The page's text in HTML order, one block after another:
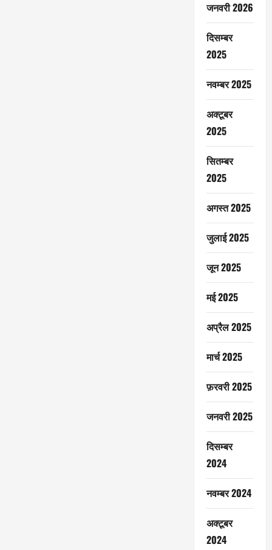
जनवरी 2026
दिसम्बर
2025
नवम्बर 2025
अक्टूबर
2025
सितम्बर
2025
अगस्त 2025
जुलाई 2025
जून 2025
मई 2025
अप्रैल 2025
मार्च 2025
फ़रवरी 2025
जनवरी 2025
दिसम्बर
2024
नवम्बर 2024
अक्टूबर
2024